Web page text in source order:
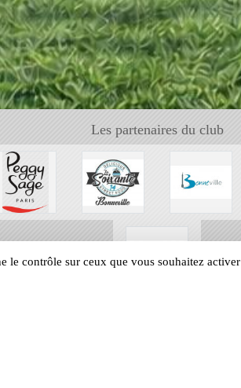
Les partenaires du club
le contrôle sur ceux que vous souhaitez activer